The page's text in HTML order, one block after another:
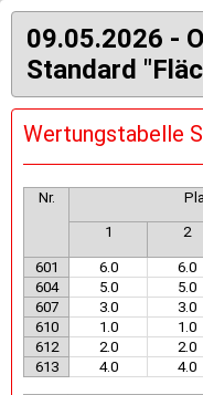
09.05.2026 -
Standard
Wertungstabelle
Nr.
1 2
601 6.0 6.0
604
5.0 5.0
607
3.0 3.0
610
1.0 1.0
612
2.0 2.0
613
4.0 4.0